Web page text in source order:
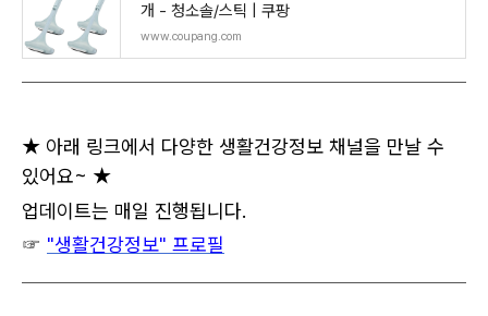
개 - 청소솔/스틱 | 쿠팡
www.coupang.com
★ 아래 링크에서 다양한 생활건강정보 채널을 만날 수
있어요~ ★
업데이트는 매일 진행됩니다.
☞ "생활건강정보" 프로필